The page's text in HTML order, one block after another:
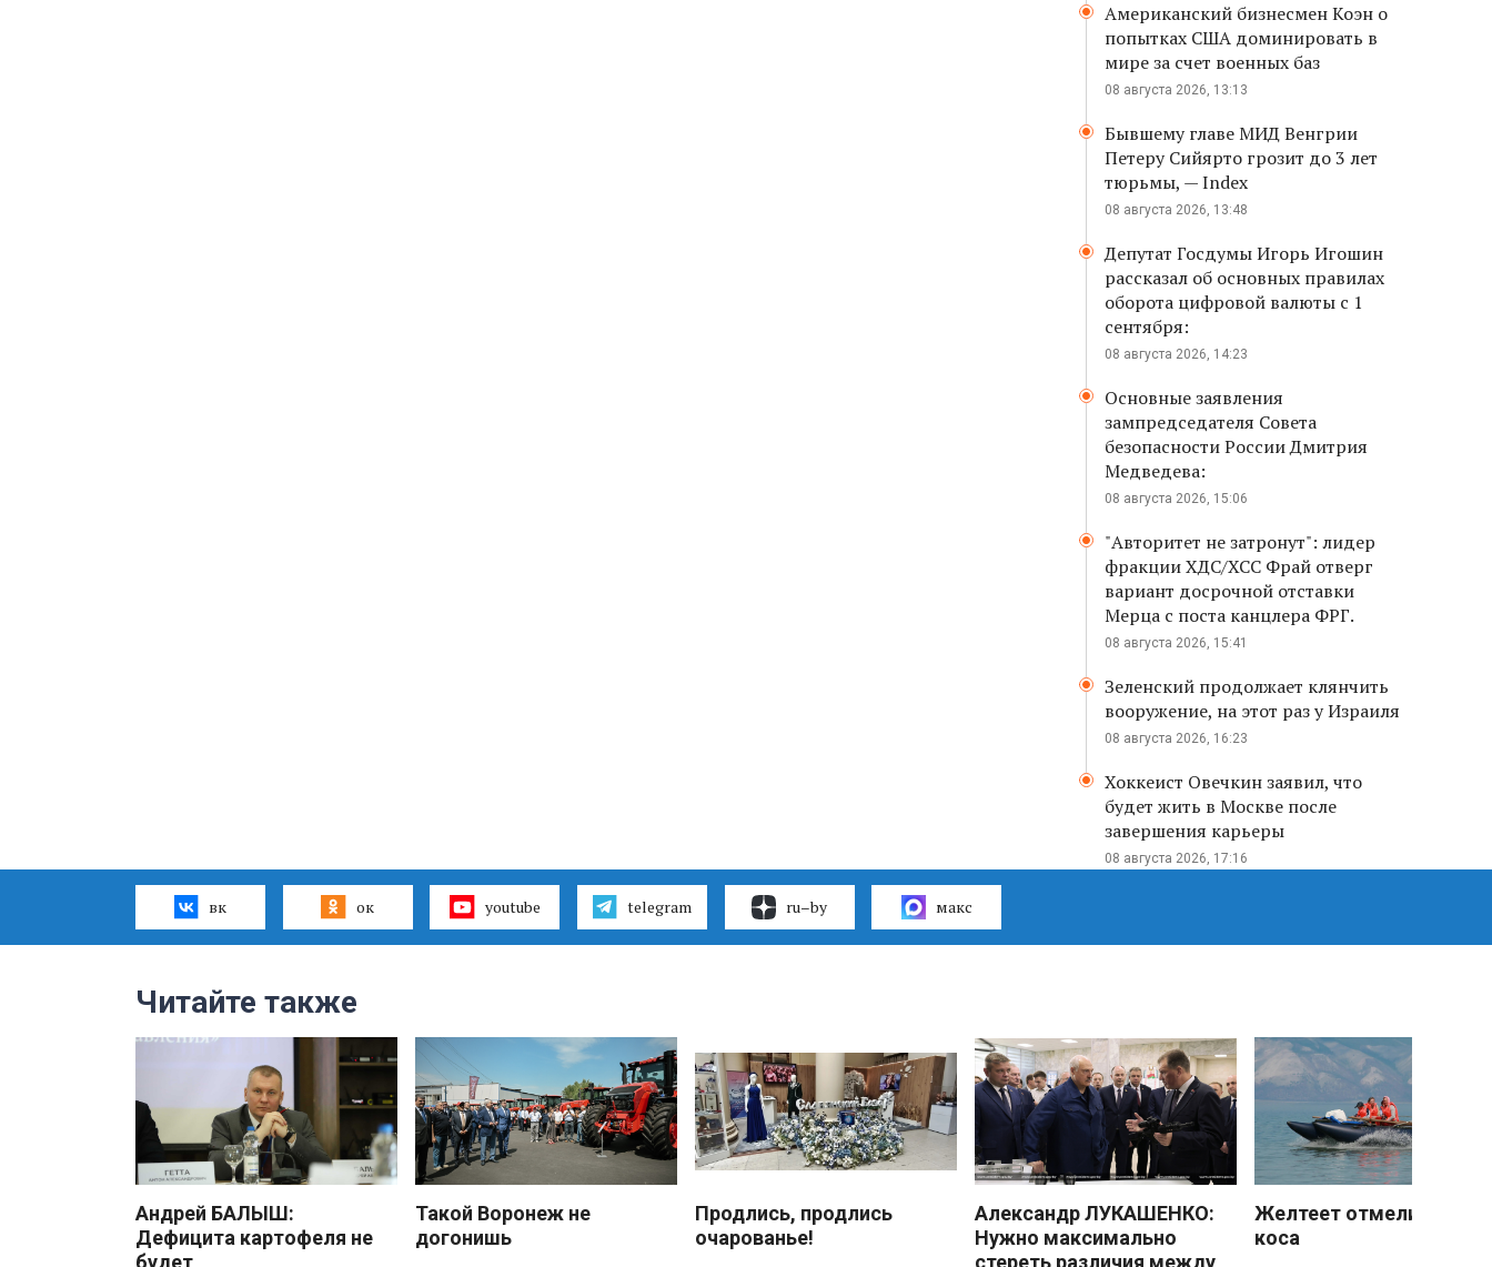
Американский бизнесмен Коэн о
попытках США доминировать в
мире за счет военных баз
08 августа 2026, 13:13
Бывшему главе МИД Венгрии
Петеру Сийярто грозит до 3 лет
тюрьмы, — Index
08 августа 2026, 13:48
Депутат Госдумы Игорь Игошин
рассказал об основных правилах
оборота цифровой валюты с 1
сентября:
08 августа 2026, 14:23
Основные заявления
зампредседателя Совета
безопасности России Дмитрия
Медведева:
08 августа 2026, 15:06
"Авторитет не затронут": лидер
фракции ХДС/ХСС Фрай отверг
вариант досрочной отставки
Мерца с поста канцлера ФРГ.
08 августа 2026, 15:41
Зеленский продолжает клянчить
вооружение, на этот раз у Израиля
08 августа 2026, 16:23
Хоккеист Овечкин заявил, что
будет жить в Москве после
завершения карьеры
08 августа 2026, 17:16
вк ок youtube telegram ru–by макс
Читайте также
Андрей БАЛЫШ:
Дефицита картофеля не
Такой Воронеж не
догонишь
Продлись, продлись
очарованье!
Александр ЛУКАШЕНКО:
Нужно максимально
Желтеет отмели
коса